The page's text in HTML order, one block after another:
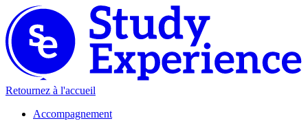
Retournez à l'accueil
Accompagnement